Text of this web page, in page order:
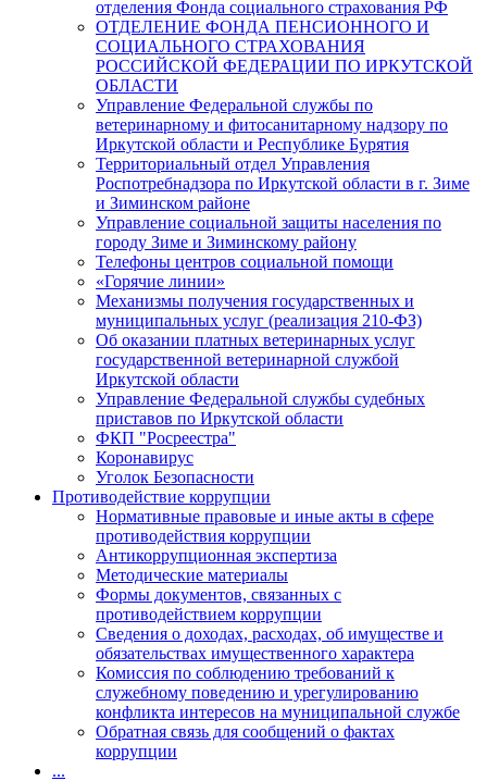
отделения Фонда социального страхования РФ
ОТДЕЛЕНИЕ ФОНДА ПЕНСИОННОГО И
СОЦИАЛЬНОГО СТРАХОВАНИЯ
РОССИЙСКОЙ ФЕДЕРАЦИИ ПО ИРКУТСКОЙ
ОБЛАСТИ
Управление Федеральной службы по
ветеринарному и фитосанитарному надзору по
Иркутской области и Республике Бурятия
Территориальный отдел Управления
Роспотребнадзора по Иркутской области в г. Зиме
и Зиминском районе
Управление социальной защиты населения по
городу Зиме и Зиминскому району
Телефоны центров социальной помощи
«Горячие линии»
Механизмы получения государственных и
муниципальных услуг (реализация 210-ФЗ)
Об оказании платных ветеринарных услуг
государственной ветеринарной службой
Иркутской области
Управление Федеральной службы судебных
приставов по Иркутской области
ФКП "Росреестра"
Коронавирус
Уголок Безопасности
Противодействие коррупции
Нормативные правовые и иные акты в сфере
противодействия коррупции
Антикоррупционная экспертиза
Методические материалы
Формы документов, связанных с
противодействием коррупции
Сведения о доходах, расходах, об имуществе и
обязательствах имущественного характера
Комиссия по соблюдению требований к
служебному поведению и урегулированию
конфликта интересов на муниципальной службе
Обратная связь для сообщений о фактах
коррупции
...